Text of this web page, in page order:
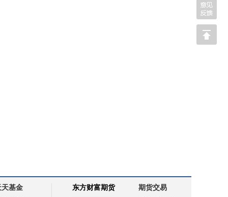
基金 东方财富期货 期货交易